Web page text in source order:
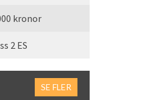
kronor
2 ES
SE FLER